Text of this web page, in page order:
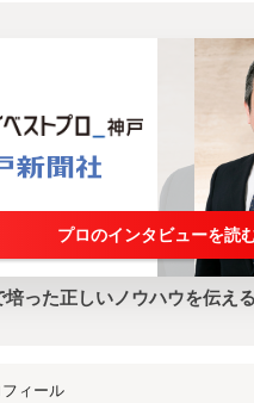
プロのインタビューを読
った正しいノウハウを伝え
ィール